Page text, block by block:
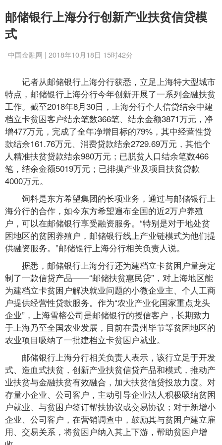
邮储银行上海分行创新产业扶贫信贷模
式
中国金融网 | 2018年10月18日 15时42分
记者从邮储银行上海分行获悉，立足上海特大型城市
特点，邮储银行上海分行今年创新开展了一系列金融扶贫
工作。截至2018年8月30日，上海分行个人信贷结余中建
档立卡贫困客户结余笔数366笔、结余金额3871万元，净
增477万元，完成了全年净增目标的79%，其中经营性贷
款结余161.76万元、消费贷款结余2729.69万元，其他个
人精准扶贫贷款结余980万元；已脱贫人口结余笔数466
笔，结余金额5019万元；已排摸产业及项目扶贫贷款
4000万元。
饲料是东方希望集团的长项业务，通过与邮储银行上
海分行的合作，如今东方希望遍布全国的近2万户养殖
户，可以在邮储银行享受融资服务。“特别是对于地处贫
困地区的贫困养殖户，邮储银行线上产业链模式为他们提
供融资服务。”邮储银行上海分行相关负责人说。
据悉，邮储银行上海分行还为建档立卡贫困户量身定
制了一款信贷产品——“邮储扶贫惠民贷”，对上海地区能
为建档立卡贫困户解决就业问题的小微企业主、个人工商
户提供经营性贷款服务。作为“农业产业化国家重点龙头
企业”，上海雪榕公司是邮储银行的授信客户，长期致力
于上海乃至全国农业发展，目前在贵州毕节等贫困地区的
农业项目吸纳了一批建档立卡贫困户就业。
邮储银行上海分行相关负责人表示，该行立足于开发
式、造血式扶贫，创新产业扶贫信贷产品和模式，推动产
业扶贫与金融扶贫有效融合，加大扶贫信贷投放力度。对
存量小企业、公司客户，主动引导企业法人积极吸纳贫困
户就业、与贫困户签订帮扶协议或交易协议；对于新增小
企业、公司客户，在营销调查中，鼓励其与贫困户建立雇
用、交易关系，将贫困户纳入其上下游，帮助贫困户增